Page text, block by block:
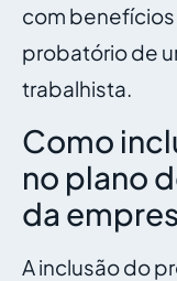
com
probatório de
trabalhista.
Como
no plano
da
A inclusão do